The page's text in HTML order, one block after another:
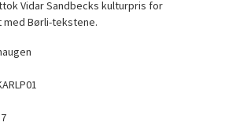
Vidar Sandbecks kulturpris for
med Børli-tekstene.